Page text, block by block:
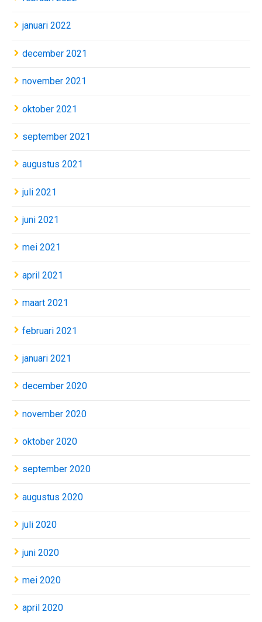
januari 2022
december 2021
november 2021
oktober 2021
september 2021
augustus 2021
juli 2021
juni 2021
mei 2021
april 2021
maart 2021
februari 2021
januari 2021
december 2020
november 2020
oktober 2020
september 2020
augustus 2020
juli 2020
juni 2020
mei 2020
april 2020